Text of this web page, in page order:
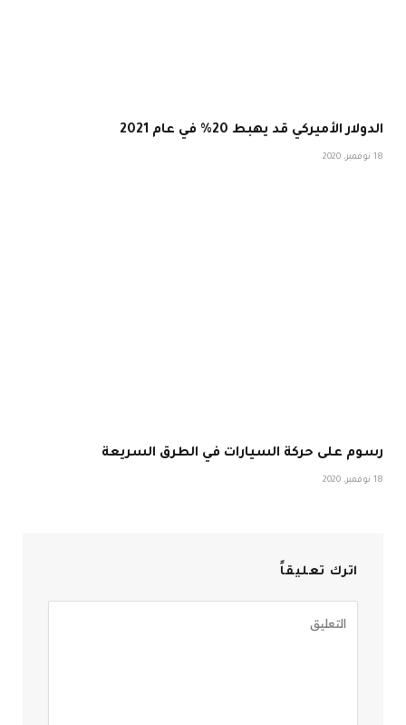
الدولار الأميركي قد يهبط 20% في عام 2021
18 نوفمبر، 2020
رسوم على حركة السيارات في الطرق السريعة
18 نوفمبر، 2020
اترك تعليقاً